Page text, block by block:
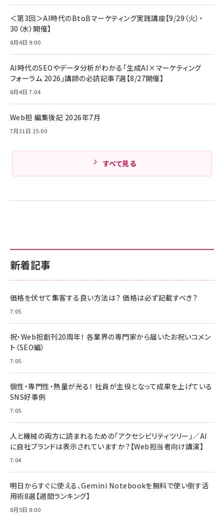
Anker Soundcore P31i (Bluetooth 6.1)
【完全ワイヤレスイヤホン/アクティブノイズキャ
ンセリング/マルチポイント接続 / 最大50時間
Anker PowerLine III Flow USB-C & USB-
C ケーブル Anker絡まないケーブル 240W 結
束バンド付き USB PD対応 シリコン素材採用
iPhone 17 / 16 / 15 / Galaxy iPad Pro
Amazonランキングをもっと見る
本
￥4,192
ヤセラーキャンペーン】
￥4,857
Amazonランキングをもっと見る
新着記事
価格を伏せて集客する良い方法は？ 価格は必ず記載すべき？
7:05
祝・Web担創刊20周年！ 各業界の専門家から届いたお祝いコメン
ト（SEO編）
7:05
個性・専門性・熱量が光る！ 社員が主役となって成果を上げている
SNS好事例
7:05
人と機械の両方に読まれるための「アクセシビリティツリー」／AI
に自社ブランドは表示されていますか？【Web担当者向け講演】
7:04
明日からすぐに使える、Gemini Notebookを無料で使い倒す活
用術8選【週間ランキング】
8月5日 8:00
＜第3回＞AI時代のBtoBマーケティング実践講座【9/29（火）・
30（水）開催】
8月4日 9:00
AI時代のSEOやデータ分析がわかる「生成AI×マーケティング
フォーラム 2026」講師の必読記事7選【8/27開催】
8月4日 7:04
Web担 編集後記 2026年7月
7月31日 15:00
すべて見る